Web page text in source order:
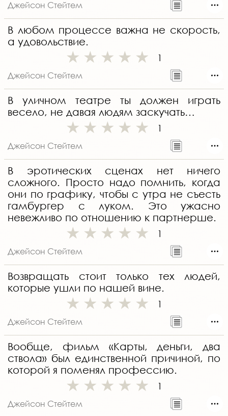
Джейсон Стейтем
В любом процессе важна не скорость,
а удовольствие.
1
Джейсон Стейтем
В уличном театре ты должен играть
весело, не давая людям заскучать…
1
Джейсон Стейтем
В эротических сценах нет ничего
сложного. Просто надо помнить, когда
они по графику, чтобы с утра не съесть
гамбургер с луком. Это ужасно
невежливо по отношению к партнерше.
1
Джейсон Стейтем
Возвращать стоит только тех людей,
которые ушли по нашей вине.
1
Джейсон Стейтем
Вообще, фильм «Карты, деньги, два
ствола» был единственной причиной, по
которой я поменял профессию.
1
Джейсон Стейтем